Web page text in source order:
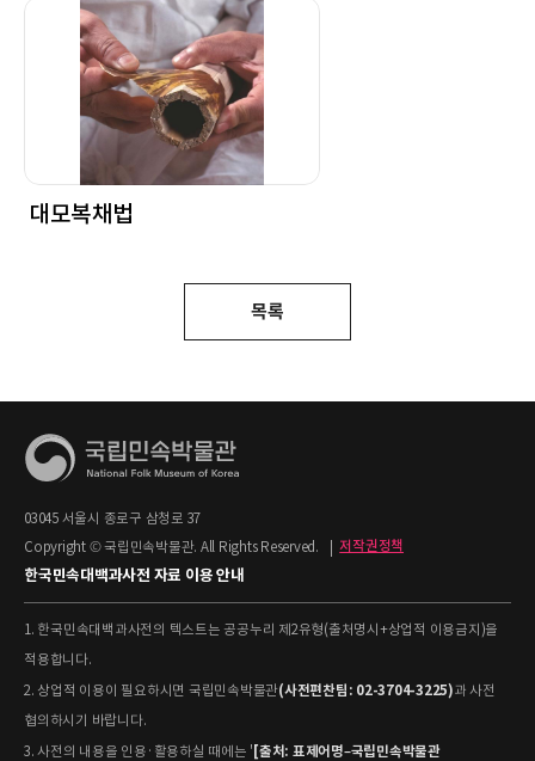
대모복채법
목록
03045 서울시 종로구 삼청로 37
Copyright © 국립민속박물관. All Rights Reserved.
저작권정책
한국민속대백과사전 자료 이용 안내
1. 한국민속대백과사전의 텍스트는 공공누리 제2유형(출처명시+상업적 이용금지)을
적용합니다.
2. 상업적 이용이 필요하시면 국립민속박물관(사전편찬팀: 02-3704-3225)과 사전
협의하시기 바랍니다.
3. 사전의 내용을 인용·활용하실 때에는 '[출처: 표제어명–국립민속박물관